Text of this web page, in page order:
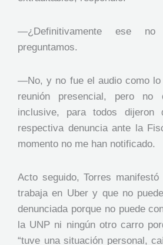
—¿Definitivamente ese
preguntamos.
—No, y no fue el audio como lo
reunión presencial, pero
inclusive, para todos dijeron
respectiva denuncia ante la
momento no me han notificado.
Acto seguido, Torres
trabaja en Uber y que no
denunciada porque no puede
la UNP ni ningún otro carro
“tuve una situación personal,